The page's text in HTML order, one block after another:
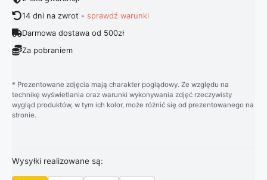
14 dni na zwrot -sprawdź warunki
Darmowa dostawa od 500zł
Za pobraniem
* Prezentowane zdjęcia mają charakter poglądowy. Ze względu na
technikę wyświetlania oraz warunki wykonywania zdjęć rzeczywisty
wygląd produktów, w tym ich kolor, może różnić się od prezentowanego na
stronie.
Wysyłki realizowane są: